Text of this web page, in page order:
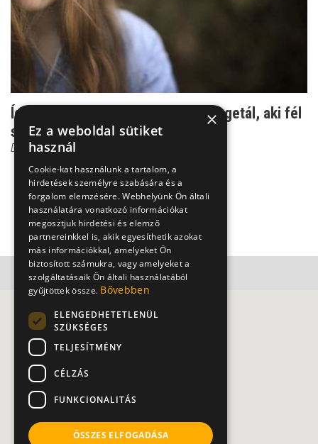
Így leszel szimpla növény: Csak vegetál, aki fél
szembenézni a rettegéssel!
Dr. Csernus Imre
Kapcsolat
×
Ez a weboldal sütiket
használ
Cookie-kat használunk a tartalom, a
hirdetések személyre szabására és a
forgalom elemzésére. Webhelyünk Ön általi
használatára vonatkozó információkat
megosztjuk hirdetési és elemző
partnereinkkel is, akik egyesíthetik azokat
más információkkal, amelyeket Ön
biztosított számukra, vagy amelyeket a
szolgáltatásaik Ön általi használatából
gyűjtöttek össze. Bővebben
ELENGEDHETETLENÜL
SZÜKSÉGES
TELJESÍTMÉNY
CÉLZÁS
FUNKCIONALITÁS
ÖSSZES ELFOGADÁSA